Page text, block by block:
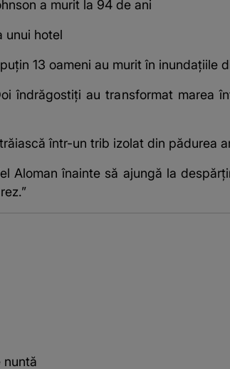
a murit la 94 de ani
unui hotel
13 oameni au murit în inundațiile
îndrăgostiți au transformat marea
într-un trib izolat din pădurea
Aloman înainte să ajungă la
nuntă